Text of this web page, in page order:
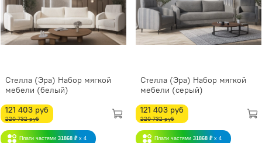
Стелла (Эра) Набор мягкой
мебели (белый)
121 403 руб
220 732 руб
Плати частями 31868 ₽ x 4
Стелла (Эра) Набор мягкой
мебели (серый)
121 403 руб
220 732 руб
Плати частями 31868 ₽ x 4